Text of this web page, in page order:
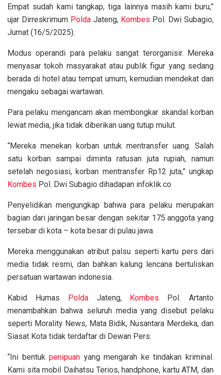
Empat sudah kami tangkap, tiga lainnya masih kami buru,”
ujar Dirreskrimum Polda Jateng, Kombes Pol. Dwi Subagio,
Jumat (16/5/2025).
Modus operandi para pelaku sangat terorganisir. Mereka
menyasar tokoh masyarakat atau publik figur yang sedang
berada di hotel atau tempat umum, kemudian mendekat dan
mengaku sebagai wartawan.
Para pelaku mengancam akan membongkar skandal korban
lewat media, jika tidak diberikan uang tutup mulut.
“Mereka menekan korban untuk mentransfer uang. Salah
satu korban sampai diminta ratusan juta rupiah, namun
setelah negosiasi, korban mentransfer Rp12 juta,” ungkap
Kombes Pol. Dwi Subagio dihadapan infoklik.co
Penyelidikan mengungkap bahwa para pelaku merupakan
bagian dari jaringan besar dengan sekitar 175 anggota yang
tersebar di kota – kota besar di pulau jawa.
Mereka menggunakan atribut palsu seperti kartu pers dari
media tidak resmi, dan bahkan kalung lencana bertuliskan
persatuan wartawan indonesia.
Kabid Humas PoldaJateng, Kombes Pol. Artanto
menambahkan bahwa seluruh media yang disebut pelaku
seperti Morality News, Mata Bidik, Nusantara Merdeka, dan
Siasat Kota tidak terdaftar di Dewan Pers.
“Ini bentukpenipuan yang mengarah ke tindakan kriminal.
Kami sita mobil Daihatsu Terios, handphone, kartu ATM, dan